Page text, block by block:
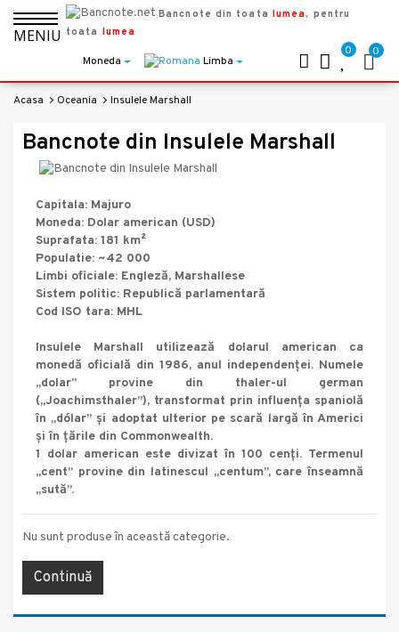
MENIU
Bancnote din toata lumea, pentru
toata lumea
Moneda Limba
0 0
Acasa Oceania Insulele Marshall
Bancnote din Insulele Marshall
Capitala: Majuro
Moneda: Dolar american (USD)
Suprafata: 181 km²
Populatie: ~42 000
Limbi oficiale: Engleză, Marshallese
Sistem politic: Republică parlamentară
Cod ISO tara: MHL
Insulele Marshall utilizează dolarul american ca
monedă oficială din 1986, anul independenței. Numele
„dolar” provine din thaler-ul german
(„Joachimsthaler”), transformat prin influența spaniolă
în „dólar” și adoptat ulterior pe scară largă în Americi
și în țările din Commonwealth.
1 dolar american este divizat în 100 cenți. Termenul
„cent” provine din latinescul „centum”, care înseamnă
„sută”.
Nu sunt produse în această categorie.
Continuă